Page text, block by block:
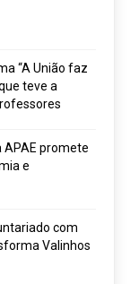
“A União faz
teve a
APAE promete
e
com
Valinhos